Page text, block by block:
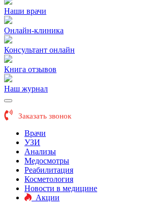
Наши врачи
Онлайн-клиника
Консультант онлайн
Книга отзывов
Наш журнал
Заказать звонок
Врачи
УЗИ
Анализы
Медосмотры
Реабилитация
Косметология
Новости в медицине
Акции